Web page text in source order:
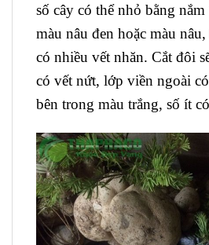
số cây có thể nhỏ bằng
màu nâu đen hoặc màu
có nhiều vết nhăn. Cắt đôi
có vết nứt, lớp viền ngoài
bên trong màu trắng, số ít